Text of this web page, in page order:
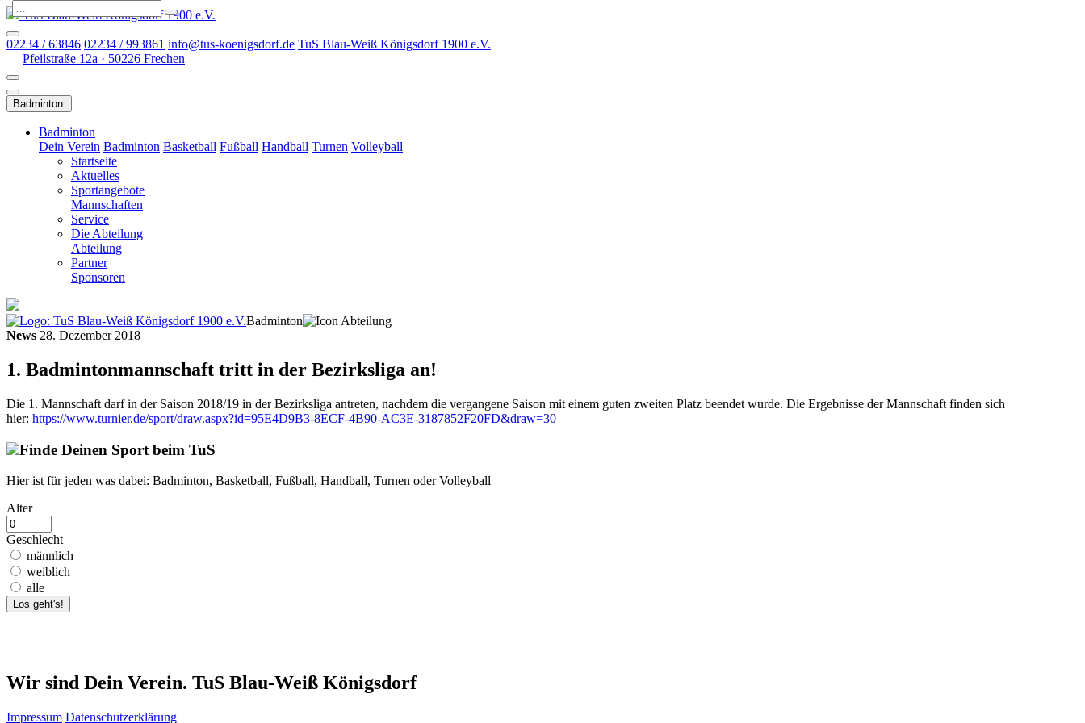
TuS Blau-Weiß Königsdorf 1900 e.V.
02234 / 63846 02234 / 993861 info@tus-koenigsdorf.de TuS Blau-Weiß Königsdorf 1900 e.V.
Pfeilstraße 12a · 50226 Frechen
Badminton
Badminton
Dein Verein Badminton Basketball Fußball Handball Turnen Volleyball
Startseite
Aktuelles
Sportangebote
Mannschaften
Service
Die Abteilung
Abteilung
Partner
Sponsoren
Badminton
News 28. Dezember 2018
1. Badmintonmannschaft tritt in der Bezirksliga an!
Die 1. Mannschaft darf in der Saison 2018/19 in der Bezirksliga antreten, nachdem die vergangene Saison mit einem guten zweiten Platz beendet wurde. Die Ergebnisse der Mannschaft finden sich
hier: https://www.turnier.de/sport/draw.aspx?id=95E4D9B3-8ECF-4B90-AC3E-3187852F20FD&draw=30
Finde Deinen Sport beim TuS
Hier ist für jeden was dabei: Badminton, Basketball, Fußball, Handball, Turnen oder Volleyball
Alter
Geschlecht
männlich
weiblich
alle
Los geht's!
Wir sind Dein Verein. TuS Blau-Weiß Königsdorf
Impressum Datenschutzerklärung